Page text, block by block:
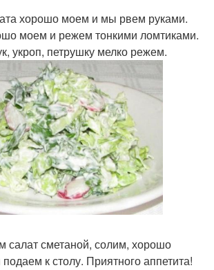
хорошо моем и мы рвем руками.
моем и режем тонкими ломтиками.
укроп, петрушку мелко режем.
салат сметаной, солим, хорошо
к столу. Приятного аппетита!